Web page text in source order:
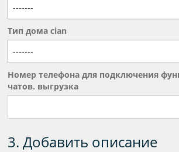
-------
Тип дома cian
-------
Номер телефона для подключения
чатов. выгрузка
3. Добавить описание